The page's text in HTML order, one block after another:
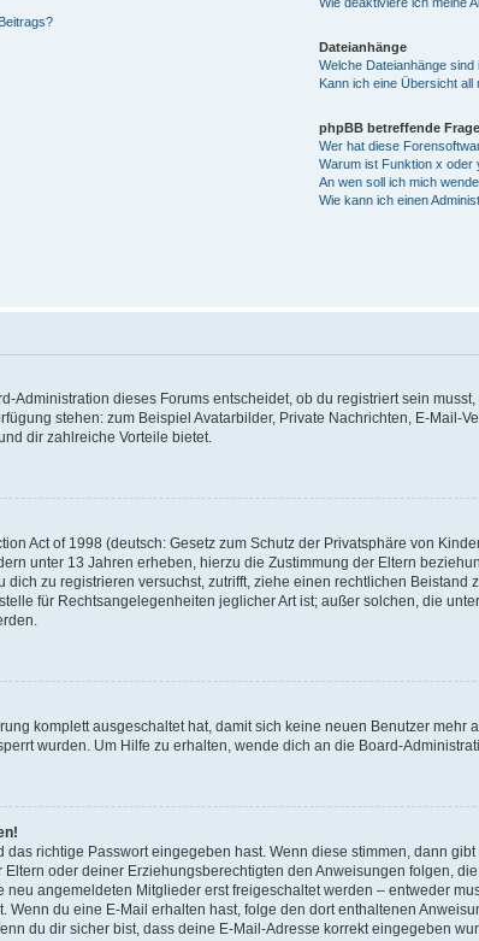
Dateianhänge
Welche Dateianhänge
Kann ich eine Übersicht all
phpBB betreffende
Wer hat diese
Warum ist Funktion x oder
An wen soll ich mich
Wie kann ich einen
Administration dieses Forums entscheidet, ob du registriert sein
stehen: zum Beispiel Avatarbilder, Private Nachrichten, E-Mail-
dir zahlreiche Vorteile bietet.
Act of 1998 (deutsch: Gesetz zum Schutz der Privatsphäre von
unter 13 Jahren erheben, hierzu die Zustimmung der Eltern
zu registrieren versuchst, zutrifft, ziehe einen rechtlichen
für Rechtsangelegenheiten jeglicher Art ist; außer solchen, die
komplett ausgeschaltet hat, damit sich keine neuen Benutzer
wurden. Um Hilfe zu erhalten, wende dich an die Board-
richtige Passwort eingegeben hast. Wenn diese stimmen, dann
oder deiner Erziehungsberechtigten den Anweisungen folgen,
angemeldeten Mitglieder erst freigeschaltet werden – entweder
Wenn du eine E-Mail erhalten hast, folge den dort enthaltenen
du dir sicher bist, dass deine E-Mail-Adresse korrekt eingegeben